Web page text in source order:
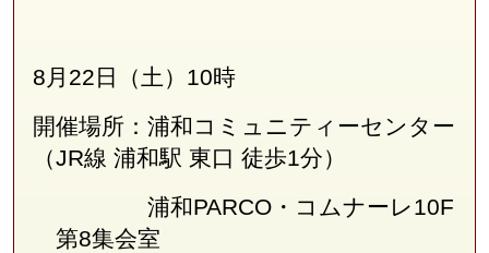
8月22日（土）10時
開催場所：浦和コミュニティーセンター
（JR線 浦和駅 東口 徒歩1分）
浦和PARCO・コムナーレ10F
第8集会室